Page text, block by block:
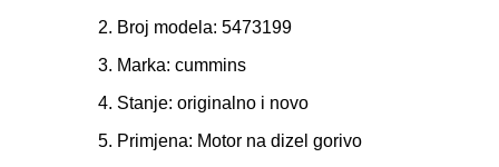
2. Broj modela: 5473199
3. Marka: cummins
4. Stanje: originalno i novo
5. Primjena: Motor na dizel gorivo